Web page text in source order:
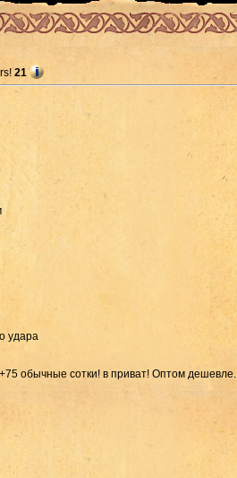
21
удара
обычные сотки! в приват! Оптом дешевле.